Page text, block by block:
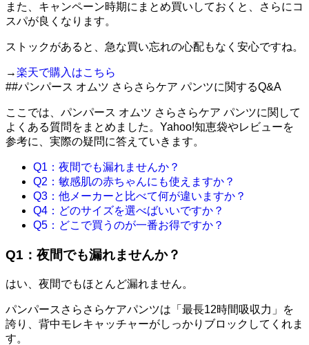
また、キャンペーン時期にまとめ買いしておくと、さらにコ
スパが良くなります。
ストックがあると、急な買い忘れの心配もなく安心ですね。
→楽天で購入はこちら
##パンパース オムツ さらさらケア パンツに関するQ&A
ここでは、パンパース オムツ さらさらケア パンツに関して
よくある質問をまとめました。Yahoo!知恵袋やレビューを
参考に、実際の疑問に答えていきます。
Q1：夜間でも漏れませんか？
Q2：敏感肌の赤ちゃんにも使えますか？
Q3：他メーカーと比べて何が違いますか？
Q4：どのサイズを選べばいいですか？
Q5：どこで買うのが一番お得ですか？
Q1：夜間でも漏れませんか？
はい、夜間でもほとんど漏れません。
パンパースさらさらケアパンツは「最長12時間吸収力」を
誇り、背中モレキャッチャーがしっかりブロックしてくれま
す。